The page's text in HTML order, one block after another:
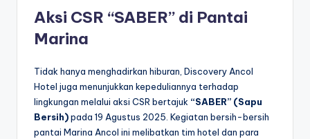
Aksi CSR “SABER” di Pantai
Marina
Tidak hanya menghadirkan hiburan, Discovery Ancol
Hotel juga menunjukkan kepeduliannya terhadap
lingkungan melalui aksi CSR bertajuk “SABER” (Sapu
Bersih)pada 19 Agustus 2025. Kegiatan bersih-bersih
pantai Marina Ancol ini melibatkan tim hotel dan para